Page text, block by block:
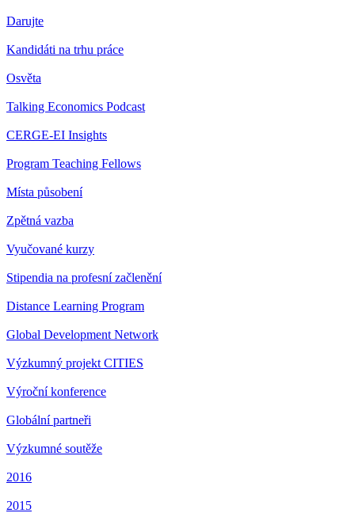
Darujte
Kandidáti na trhu práce
Osvěta
Talking Economics Podcast
CERGE-EI Insights
Program Teaching Fellows
Místa působení
Zpětná vazba
Vyučované kurzy
Stipendia na profesní začlenění
Distance Learning Program
Global Development Network
Výzkumný projekt CITIES
Výroční konference
Globální partneři
Výzkumné soutěže
2016
2015